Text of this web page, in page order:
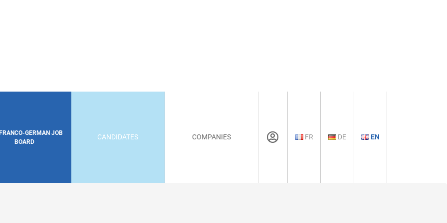
GERMAN JOB
BOARD
CANDIDATES COMPANIES FR DE EN